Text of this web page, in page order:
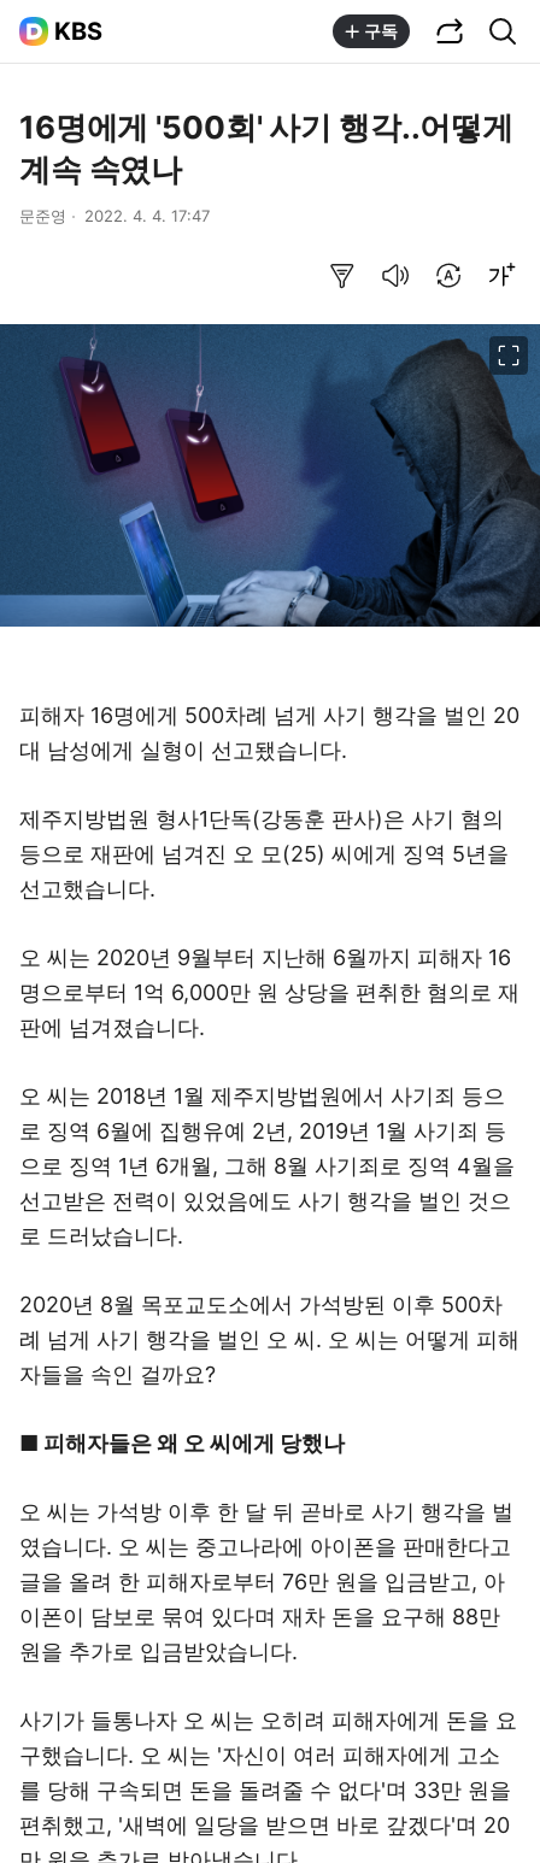
KBS 구독
16명에게 '500회' 사기 행각..어떻게
계속 속였나
문준영 2022. 4. 4. 17:47
피해자 16명에게 500차례 넘게 사기 행각을 벌인 20
대 남성에게 실형이 선고됐습니다.
제주지방법원 형사1단독(강동훈 판사)은 사기 혐의
등으로 재판에 넘겨진 오 모(25) 씨에게 징역 5년을
선고했습니다.
오 씨는 2020년 9월부터 지난해 6월까지 피해자 16
명으로부터 1억 6,000만 원 상당을 편취한 혐의로 재
판에 넘겨졌습니다.
오 씨는 2018년 1월 제주지방법원에서 사기죄 등으
로 징역 6월에 집행유예 2년, 2019년 1월 사기죄 등
으로 징역 1년 6개월, 그해 8월 사기죄로 징역 4월을
선고받은 전력이 있었음에도 사기 행각을 벌인 것으
로 드러났습니다.
2020년 8월 목포교도소에서 가석방된 이후 500차
례 넘게 사기 행각을 벌인 오 씨. 오 씨는 어떻게 피해
자들을 속인 걸까요?
■ 피해자들은 왜 오 씨에게 당했나
오 씨는 가석방 이후 한 달 뒤 곧바로 사기 행각을 벌
였습니다. 오 씨는 중고나라에 아이폰을 판매한다고
글을 올려 한 피해자로부터 76만 원을 입금받고, 아
이폰이 담보로 묶여 있다며 재차 돈을 요구해 88만
원을 추가로 입금받았습니다.
사기가 들통나자 오 씨는 오히려 피해자에게 돈을 요
구했습니다. 오 씨는 '자신이 여러 피해자에게 고소
를 당해 구속되면 돈을 돌려줄 수 없다'며 33만 원을
편취했고, '새벽에 일당을 받으면 바로 갚겠다'며 20